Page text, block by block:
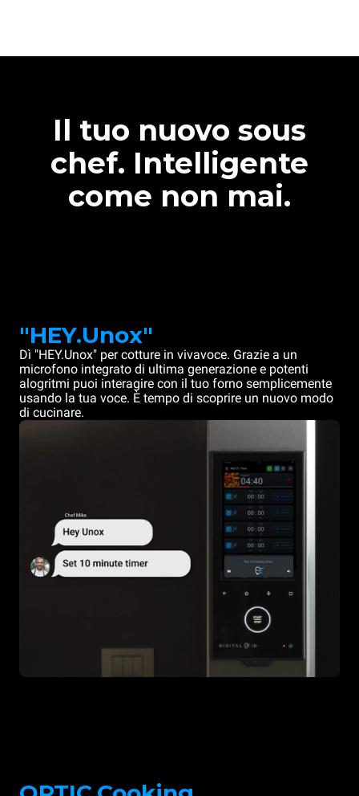
Il tuo nuovo sous
chef. Intelligente
come non mai.
"HEY.Unox"
Dì "HEY.Unox" per cotture in vivavoce. Grazie a un
microfono integrato di ultima generazione e potenti
alogritmi puoi interagire con il tuo forno semplicemente
usando la tua voce. È tempo di scoprire un nuovo modo
di cucinare.